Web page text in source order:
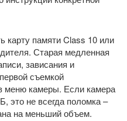
карту памяти Class 10 или
Старая медленная
зависания и
съемкой
меню камеры. Если камера
это не всегда поломка –
на меньший объем.